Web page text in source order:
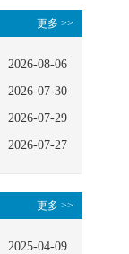
更多 >>
2026-08-06
2026-07-30
2026-07-29
2026-07-27
更多 >>
2025-04-09